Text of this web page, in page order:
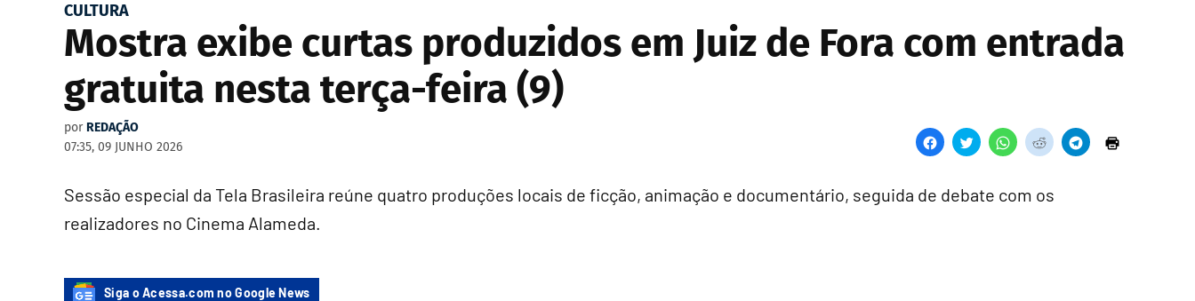
CULTURA
Mostra exibe curtas produzidos em Juiz de Fora com entrada
gratuita nesta terça-feira (9)
por REDAÇÃO
07:35, 09 JUNHO 2026
Sessão especial da Tela Brasileira reúne quatro produções locais de ficção, animação e documentário, seguida de debate com os
realizadores no Cinema Alameda.
Siga o Acessa.com no Google News